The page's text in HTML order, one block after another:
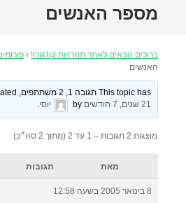
דילוג
לתוכן
מספר האנשים
ברוכים הבאים לאתר תחרויות קודגורו! ›
האנשים
This topic has תגובה 1, 2 משתתפים, and was last updated
21 שנים, 7 חודשים
by יוסי.
מוצגות 2 תגובות – 1 עד 2 (מתוך 2 סה״כ)
מאת תגובות
8 בינואר 2005 בשעה 12:58